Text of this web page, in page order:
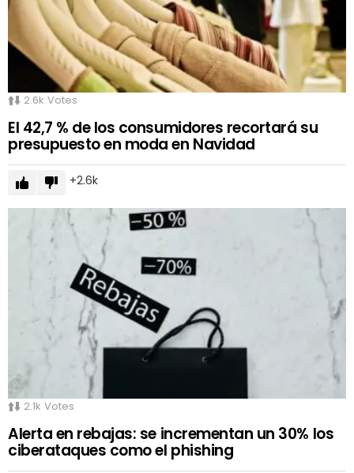
2.6k Votes
El 42,7 % de los consumidores recortará su
presupuesto en moda en Navidad
2.6k
2.1k Votes
Alerta en rebajas: se incrementan un 30% los
ciberataques como el phishing